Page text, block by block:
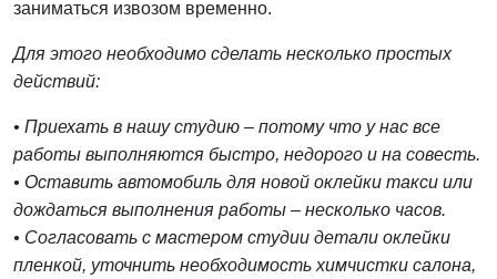
заниматься извозом временно.
Для этого необходимо сделать несколько простых
действий:
• Приехать в нашу студию – потому что у нас все
работы выполняются быстро, недорого и на совесть.
• Оставить автомобиль для новой оклейки такси или
дождаться выполнения работы – несколько часов.
• Согласовать с мастером студии детали оклейки
пленкой, уточнить необходимость химчистки салона,